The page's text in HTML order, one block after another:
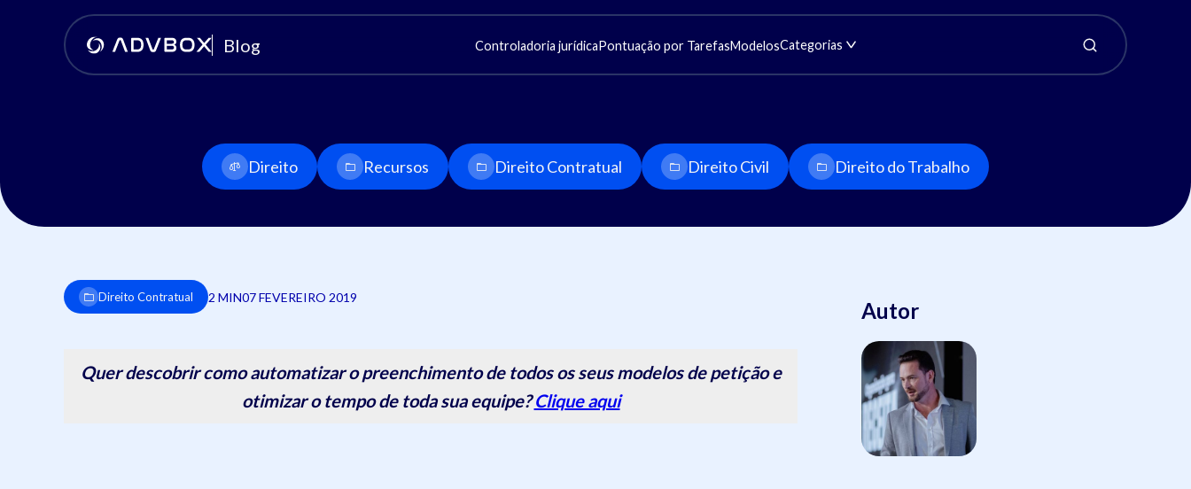
Blog Controladoria jurídicaPontuação por TarefasModelosCategorias
Direito Recursos Direito Contratual Direito Civil Direito do Trabalho
Direito Contratual 2 MIN07 FEVEREIRO 2019
Quer descobrir como automatizar o preenchimento de todos os seus modelos de petição e
otimizar o tempo de toda sua equipe?Clique aqui
Autor